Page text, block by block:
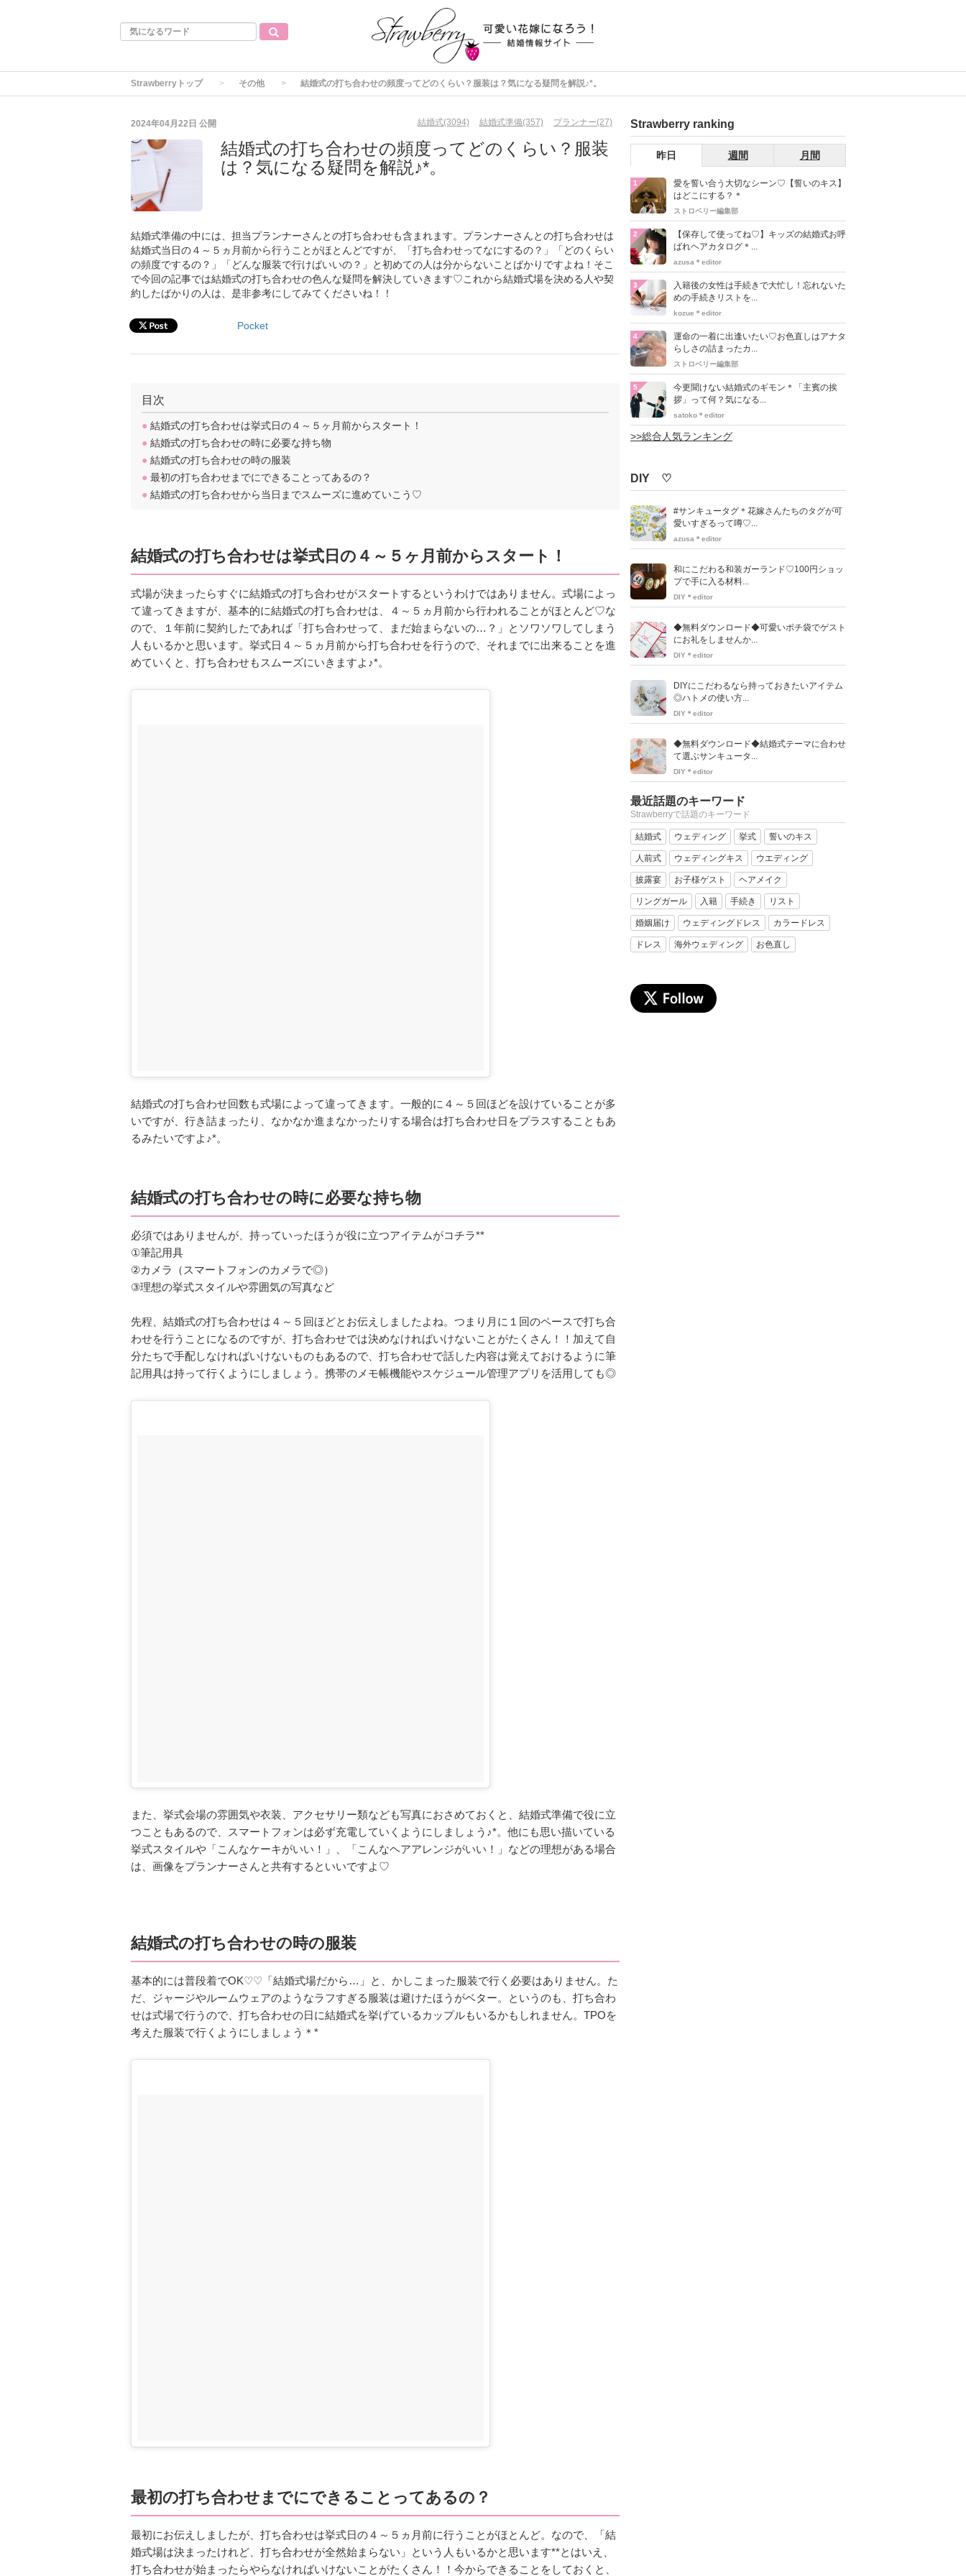
Strawberryトップ その他 結婚式の打ち合わせの頻度ってどのくらい？服装は？気になる疑問を解説♪*。
2024年04月22日 公開 結婚式(3094) 結婚式準備(357) プランナー(27)
結婚式の打ち合わせの頻度ってどのくらい？服装
は？気になる疑問を解説♪*。
結婚式準備の中には、担当プランナーさんとの打ち合わせも含まれます。プランナーさんとの打ち合わせは
結婚式当日の４～５ヵ月前から行うことがほとんどですが、「打ち合わせってなにするの？」「どのくらい
の頻度でするの？」「どんな服装で行けばいいの？」と初めての人は分からないことばかりですよね！そこ
で今回の記事では結婚式の打ち合わせの色んな疑問を解決していきます♡これから結婚式場を決める人や契
約したばかりの人は、是非参考にしてみてくださいね！！
Pocket
目次
● 結婚式の打ち合わせは挙式日の４～５ヶ月前からスタート！
● 結婚式の打ち合わせの時に必要な持ち物
● 結婚式の打ち合わせの時の服装
● 最初の打ち合わせまでにできることってあるの？
● 結婚式の打ち合わせから当日までスムーズに進めていこう♡
結婚式の打ち合わせは挙式日の４～５ヶ月前からスタート！
式場が決まったらすぐに結婚式の打ち合わせがスタートするというわけではありません。式場によっ
て違ってきますが、基本的に結婚式の打ち合わせは、４～５ヵ月前から行われることがほとんど♡な
ので、１年前に契約したであれば「打ち合わせって、まだ始まらないの…？」とソワソワしてしまう
人もいるかと思います。挙式日４～５ヵ月前から打ち合わせを行うので、それまでに出来ることを進
めていくと、打ち合わせもスムーズにいきますよ♪*。
結婚式の打ち合わせ回数も式場によって違ってきます。一般的に４～５回ほどを設けていることが多
いですが、行き詰まったり、なかなか進まなかったりする場合は打ち合わせ日をプラスすることもあ
るみたいですよ♪*。
結婚式の打ち合わせの時に必要な持ち物
必須ではありませんが、持っていったほうが役に立つアイテムがコチラ**
①筆記用具
②カメラ（スマートフォンのカメラで◎）
③理想の挙式スタイルや雰囲気の写真など
先程、結婚式の打ち合わせは４～５回ほどとお伝えしましたよね。つまり月に１回のペースで打ち合
わせを行うことになるのですが、打ち合わせでは決めなければいけないことがたくさん！！加えて自
分たちで手配しなければいけないものもあるので、打ち合わせで話した内容は覚えておけるように筆
記用具は持って行くようにしましょう。携帯のメモ帳機能やスケジュール管理アプリを活用しても◎
また、挙式会場の雰囲気や衣装、アクセサリー類なども写真におさめておくと、結婚式準備で役に立
つこともあるので、スマートフォンは必ず充電していくようにしましょう♪*。他にも思い描いている
挙式スタイルや「こんなケーキがいい！」、「こんなヘアアレンジがいい！」などの理想がある場合
は、画像をプランナーさんと共有するといいですよ♡
結婚式の打ち合わせの時の服装
基本的には普段着でOK♡♡「結婚式場だから…」と、かしこまった服装で行く必要はありません。た
だ、ジャージやルームウェアのようなラフすぎる服装は避けたほうがベター。というのも、打ち合わ
せは式場で行うので、打ち合わせの日に結婚式を挙げているカップルもいるかもしれません。TPOを
考えた服装で行くようにしましょう＊*
最初の打ち合わせまでにできることってあるの？
最初にお伝えしましたが、打ち合わせは挙式日の４～５ヵ月前に行うことがほとんど。なので、「結
婚式場は決まったけれど、打ち合わせが全然始まらない」という人もいるかと思います**とはいえ、
打ち合わせが始まったらやらなければいけないことがたくさん！！今からできることをしておくと、
Strawberry ranking
昨日 週間 月間
1
愛を誓い合う大切なシーン♡【誓いのキス】
はどこにする？＊
ストロベリー編集部
2
【保存して使ってね♡】キッズの結婚式お呼
ばれヘアカタログ＊...
azusa＊editor
3
入籍後の女性は手続きで大忙し！忘れないた
めの手続きリストを...
kozue＊editor
4
運命の一着に出逢いたい♡お色直しはアナタ
らしさの詰まったカ...
ストロベリー編集部
5
今更聞けない結婚式のギモン＊「主賓の挨
拶」って何？気になる...
satoko＊editor
>>総合人気ランキング
DIY ♡
#サンキュータグ＊花嫁さんたちのタグが可
愛いすぎるって噂♡...
azusa＊editor
和にこだわる和装ガーランド♡100円ショッ
プで手に入る材料...
DIY＊editor
◆無料ダウンロード◆可愛いポチ袋でゲスト
にお礼をしませんか...
DIY＊editor
DIYにこだわるなら持っておきたいアイテム
◎ハトメの使い方...
DIY＊editor
◆無料ダウンロード◆結婚式テーマに合わせ
て選ぶサンキュータ...
DIY＊editor
最近話題のキーワード
Strawberryで話題のキーワード
結婚式 ウェディング 挙式 誓いのキス
人前式 ウェディングキス ウエディング
披露宴 お子様ゲスト ヘアメイク
リングガール 入籍 手続き リスト
婚姻届け ウェディングドレス カラードレス
ドレス 海外ウェディング お色直し